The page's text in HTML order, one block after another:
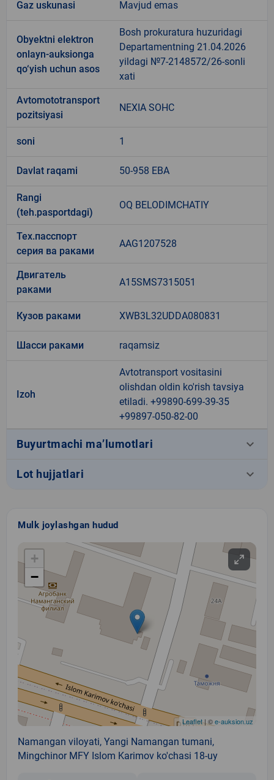
Gaz uskunasi Mavjud emas
Obyektni elektron
onlayn-auksionga
qo‘yish uchun asos
Bosh prokuratura huzuridagi
Departamentning 21.04.2026
yildagi №7-2148572/26-sonli
xati
Avtomototransport
pozitsiyasi
NEXIA SOHC
soni 1
Davlat raqami 50-958 EBA
Rangi
(teh.pasportdagi)
OQ BELODIMCHATIY
Тех.пасспорт
серия ва раками
AAG1207528
Двигатель
раками
A15SMS7315051
Кузов раками XWB3L32UDDA080831
Шасси раками raqamsiz
Izoh
Avtotransport vositasini
olishdan oldin ko'rish tavsiya
etiladi. +99890-699-39-35
+99897-050-82-00
Buyurtmachi ma’lumotlari keyboard_arrow_down
Lot hujjatlari keyboard_arrow_down
Mulk joylashgan hudud
+
−
Leaflet| ©e-auksion.uz
Namangan viloyati, Yangi Namangan tumani,
Mingchinor MFY Islom Karimov ko'chasi 18-uy